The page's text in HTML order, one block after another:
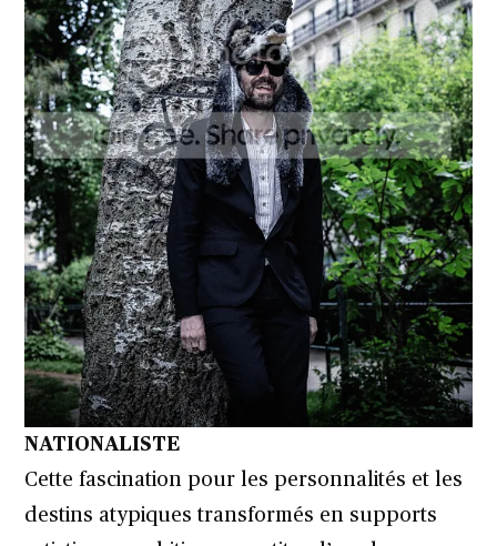
NATIONALISTE
Cette fascination pour les personnalités et les
destins atypiques transformés en supports